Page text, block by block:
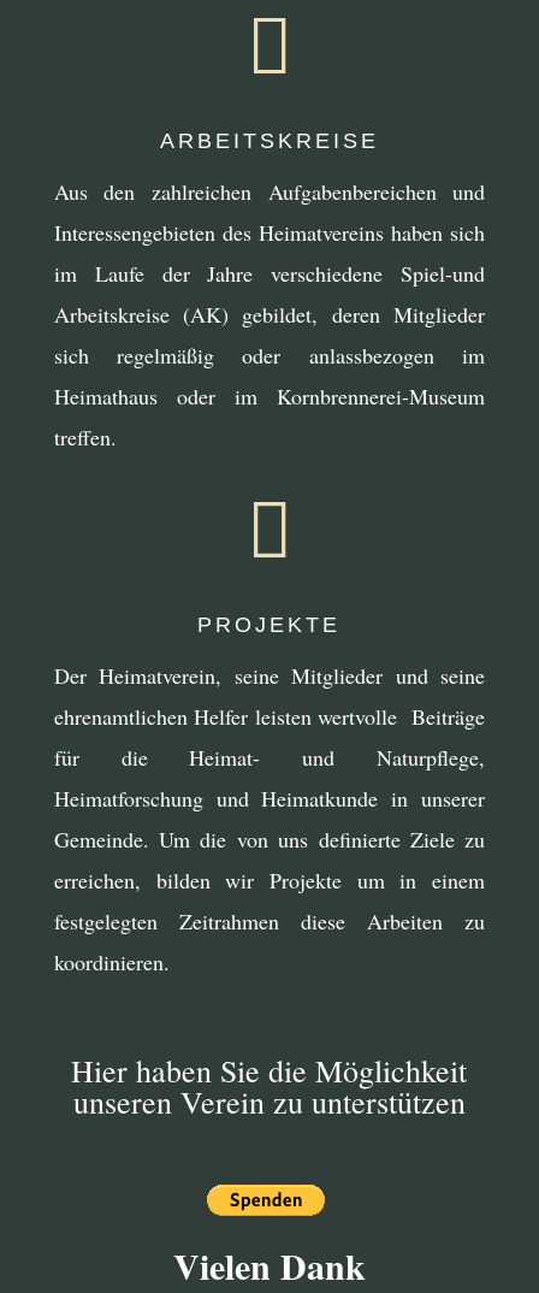

ARBEITSKREISE
Aus den zahlreichen Aufgabenbereichen und
Interessengebieten des Heimatvereins haben sich
im Laufe der Jahre verschiedene Spiel-und
Arbeitskreise (AK) gebildet, deren Mitglieder
sich regelmäßig oder anlassbezogen im
Heimathaus oder im Kornbrennerei-Museum
treffen.

PROJEKTE
Der Heimatverein, seine Mitglieder und seine
ehrenamtlichen Helfer leisten wertvolle Beiträge
für die Heimat- und Naturpflege,
Heimatforschung und Heimatkunde in unserer
Gemeinde. Um die von uns definierte Ziele zu
erreichen, bilden wir Projekte um in einem
festgelegten Zeitrahmen diese Arbeiten zu
koordinieren.
Hier haben Sie die Möglichkeit
unseren Verein zu unterstützen
Vielen Dank